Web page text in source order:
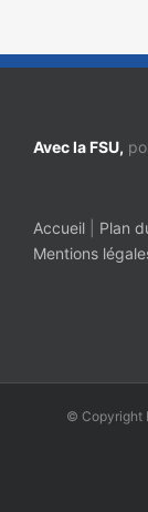
Avec la FSU,
Accueil Plan
Mentions
© Copyright